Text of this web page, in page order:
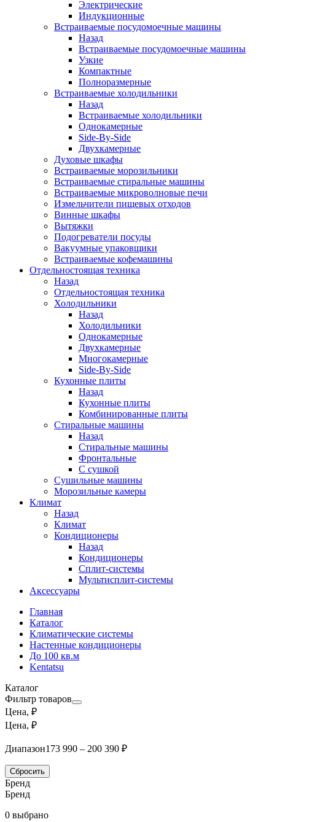
Электрические
Индукционные
Встраиваемые посудомоечные машины
Назад
Встраиваемые посудомоечные машины
Узкие
Компактные
Полноразмерные
Встраиваемые холодильники
Назад
Встраиваемые холодильники
Однокамерные
Side-By-Side
Двухкамерные
Духовые шкафы
Встраиваемые морозильники
Встраиваемые стиральные машины
Встраиваемые микроволновые печи
Измельчители пищевых отходов
Винные шкафы
Вытяжки
Подогреватели посуды
Вакуумные упаковщики
Встраиваемые кофемашины
Отдельностоящая техника
Назад
Отдельностоящая техника
Холодильники
Назад
Холодильники
Однокамерные
Двухкамерные
Многокамерные
Side-By-Side
Кухонные плиты
Назад
Кухонные плиты
Комбинированные плиты
Стиральные машины
Назад
Стиральные машины
Фронтальные
С сушкой
Сушильные машины
Морозильные камеры
Климат
Назад
Климат
Кондиционеры
Назад
Кондиционеры
Сплит-системы
Мультисплит-системы
Аксессуары
Главная
Каталог
Климатические системы
Настенные кондиционеры
До 100 кв.м
Kentatsu
Каталог
Фильтр товаров
Цена, ₽
Цена, ₽
Диапазон173 990 – 200 390 ₽
Сбросить
Бренд
Бренд
0 выбрано